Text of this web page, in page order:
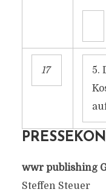
17
5.
wwr publishing
Steffen Steuer